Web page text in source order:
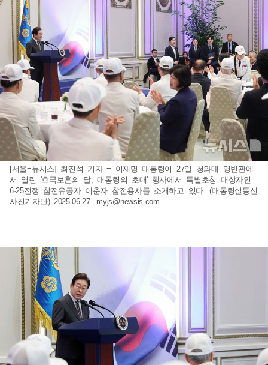
[서울=뉴시스] 최진석 기자 = 이재명 대통령이 27일 청와대 영빈관에
서 열린 '호국보훈의 달, 대통령의 초대' 행사에서 특별초청 대상자인
6·25전쟁 참전유공자 이춘자 참전용사를 소개하고 있다. (대통령실통신
사진기자단) 2025.06.27. myjs@newsis.com